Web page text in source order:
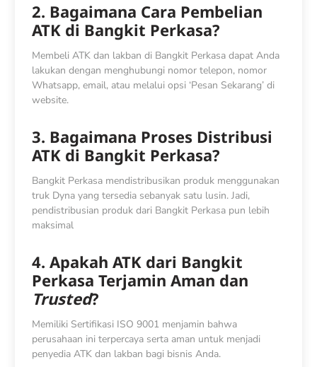
2. Bagaimana Cara Pembelian
ATK di Bangkit Perkasa?
Membeli ATK dan lakban di Bangkit Perkasa dapat Anda
lakukan dengan menghubungi nomor telepon, nomor
Whatsapp, email, atau melalui opsi ‘Pesan Sekarang’ di
website.
3. Bagaimana Proses Distribusi
ATK di Bangkit Perkasa?
Bangkit Perkasa mendistribusikan produk menggunakan
truk Dyna yang tersedia sebanyak satu lusin. Jadi,
pendistribusian produk dari Bangkit Perkasa pun lebih
maksimal
4. Apakah ATK dari Bangkit
Perkasa Terjamin Aman dan
Trusted?
Memiliki Sertifikasi ISO 9001 menjamin bahwa
perusahaan ini terpercaya serta aman untuk menjadi
penyedia ATK dan lakban bagi bisnis Anda.